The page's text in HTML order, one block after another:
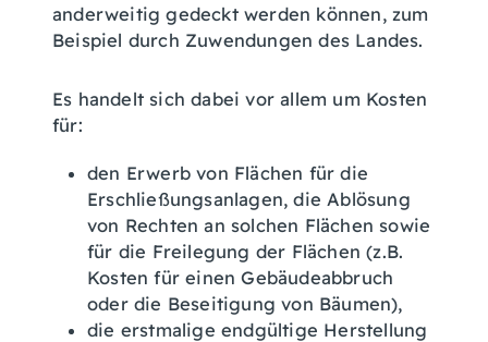
anderweitig gedeckt werden können, zum
Beispiel durch Zuwendungen des Landes.
Es handelt sich dabei vor allem um Kosten
für:
den Erwerb von Flächen für die
Erschließungsanlagen, die Ablösung
von Rechten an solchen Flächen sowie
für die Freilegung der Flächen (z.B.
Kosten für einen Gebäudeabbruch
oder die Beseitigung von Bäumen),
die erstmalige endgültige Herstellung